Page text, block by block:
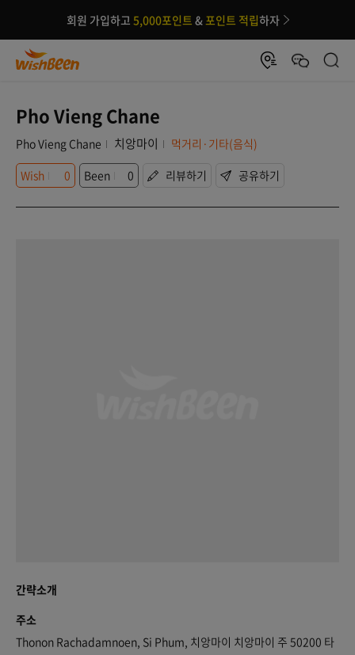
회원 가입하고 5,000포인트 &포인트 적립하자
Pho Vieng Chane
Pho Vieng Chane 치앙마이
먹거리·기타(음식)
Wish
0 Been 0 리뷰하기 공유하기
간략소개
주소
Thonon Rachadamnoen, Si Phum, 치앙마이 치앙마이 주 50200 타